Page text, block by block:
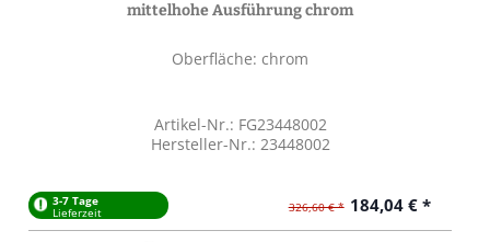
mittelhohe Ausführung chrom
Oberfläche: chrom
Artikel-Nr.: FG23448002
Hersteller-Nr.: 23448002
3-7 Tage
Lieferzeit 326,60 € * 184,04 € *